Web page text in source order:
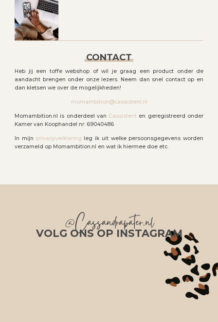
CONTACT
Heb jij een toffe webshop of wil je graag een product onder de
aandacht brengen onder onze lezers. Neem dan snel contact op en
dan kletsen we over de mogelijkheden!
momambition@cassistent.nl
Momambition.nl is onderdeel van Cassistent en geregistreerd onder
Kamer van Koophandel nr: 69040486
In mijn privacyverklaring leg ik uit welke persoonsgegevens worden
verzameld op Momambition.nl en wat ik hiermee doe etc.
@Cassandrapater.nl
VOLG ONS OP INSTAGRAM